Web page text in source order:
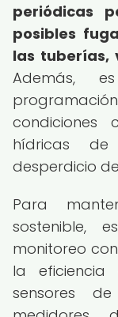
periódicas
posibles
las tuberías,
Además,
condiciones
hídricas
desperdicio
Para
sostenible,
monitoreo
la eficiencia
sensores